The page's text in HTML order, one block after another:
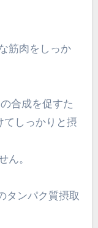
筋肉をしっか
合成を促すた
てしっかりと摂
ん。
タンパク質摂取